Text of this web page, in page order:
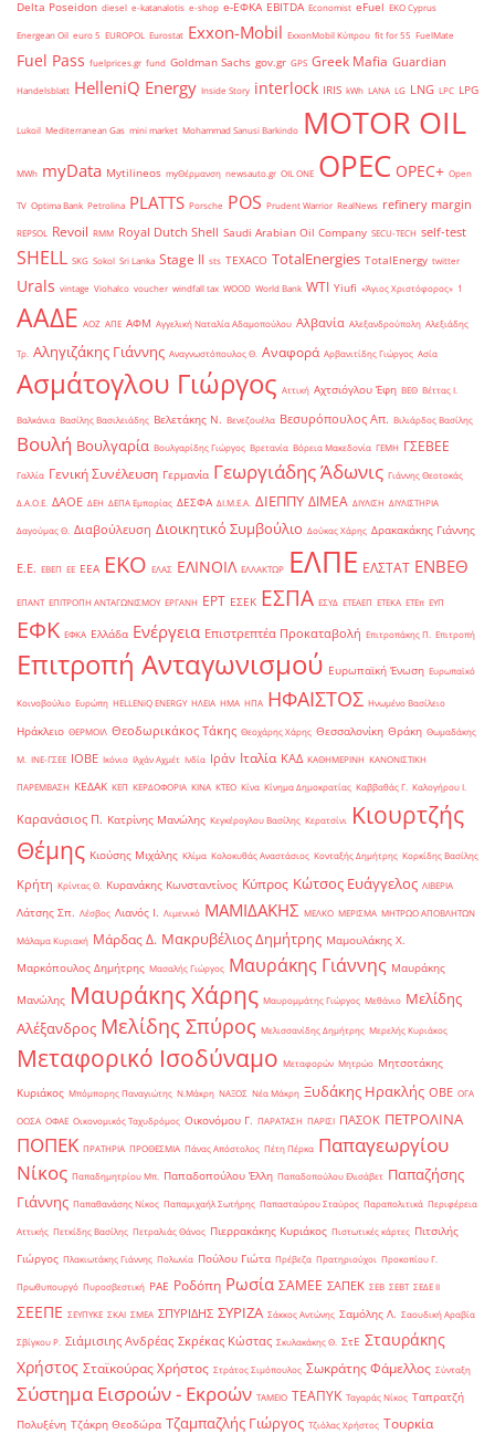
Delta Poseidon diesel e-katanalotis e-shop e-ΕΦΚΑ EBITDA Economist eFuel EKO Cyprus
Energean Oil euro 5 EUROPOL Eurostat Exxon-Mobil ExxonMobil Κύπρου fit for 55 FuelMate
Fuel Pass fuelprices.gr fund Goldman Sachs gov.gr GPS Greek Mafia Guardian
Handelsblatt HelleniQ Energy Inside Story interlock IRIS kWh LANA LG LNG LPC LPG
Lukoil Mediterranean Gas mini market Mohammad Sanusi Barkindo MOTOR OIL
MWh myData Mytilineos myΘέρμανση newsauto.gr OIL ONE OPEC OPEC+ Open
TV Optima Bank Petrolina PLATTS Porsche POS Prudent Warrior RealNews refinery margin
REPSOL Revoil RMM Royal Dutch Shell Saudi Arabian Oil Company SECU-TECH self-test
SHELL SKG Sokol Sri Lanka Stage II sts TEXACO TotalEnergies TotalEnergy twitter
Urals vintage Viohalco voucher windfall tax WOOD World Bank WTI Yiufi «Άγιος Χριστόφορος» ΄1
ΑΑΔΕ ΑΟΖ ΑΠΕ ΑΦΜ Αγγελική Ναταλία Αδαμοπούλου Αλβανία Αλεξανδρούπολη Αλεξιάδης
Τρ. Αληγιζάκης Γιάννης Αναγνωστόπουλος Θ. Αναφορά Αρβανιτίδης Γιώργος Ασία
Ασμάτογλου Γιώργος Αττική Αχτσιόγλου Έφη ΒΕΘ Βέττας Ι.
Βαλκάνια Βασίλης Βασιλειάδης Βελετάκης Ν. Βενεζουέλα Βεσυρόπουλος Απ. Βιλιάρδος Βασίλης
Βουλή Βουλγαρία Βουλγαρίδης Γιώργος Βρετανία Βόρεια Μακεδονία ΓΕΜΗ ΓΣΕΒΕΕ
Γαλλία Γενική Συνέλευση Γερμανία Γεωργιάδης Άδωνις Γιάννης Θεοτοκάς
Δ.Α.Ο.Ε. ΔΑΟΕ ΔΕΗ ΔΕΠΑ Εμπορίας ΔΕΣΦΑ ΔΙ.Μ.Ε.Α. ΔΙΕΠΠΥ ΔΙΜΕΑ ΔΙΥΛΙΣΗ ΔΙΥΛΙΣΤΗΡΙΑ
Δαγούμας Θ. Διαβούλευση Διοικητικό Συμβούλιο Δούκας Χάρης Δρακακάκης Γιάννης
Ε.Ε. ΕΒΕΠ ΕΕ ΕΕΑ ΕΚΟ ΕΛΑΣ ΕΛΙΝΟΙΛ ΕΛΛΑΚΤΩΡ ΕΛΠΕ ΕΛΣΤΑΤ ΕΝΒΕΘ
ΕΠΑΝΤ ΕΠΙΤΡΟΠΗ ΑΝΤΑΓΩΝΙΣΜΟΥ ΕΡΓΑΝΗ ΕΡΤ ΕΣΕΚ ΕΣΠΑ ΕΣΥΔ ΕΤΕΑΕΠ ΕΤΕΚΑ ΕΤΕπ ΕΥΠ
ΕΦΚ ΕΦΚΑ Ελλάδα Ενέργεια Επιστρεπτέα Προκαταβολή Επιτροπάκης Π. Επιτροπή
Επιτροπή Ανταγωνισμού Ευρωπαϊκή Ένωση Ευρωπαϊκό
Κοινοβούλιο Ευρώπη ΗELLENiQ ENERGY ΗΛΕΙΑ ΗΜΑ ΗΠΑ ΗΦΑΙΣΤΟΣ Ηνωμένο Βασίλειο
Ηράκλειο ΘΕΡΜΟΙΛ Θεοδωρικάκος Τάκης Θεοχάρης Χάρης Θεσσαλονίκη Θράκη Θωμαδάκης
Μ. ΙΝΕ-ΓΣΕΕ ΙΟΒΕ Ικόνιο Ιλχάν Αχμέτ Ινδία Ιράν Ιταλία ΚΑΔ ΚΑΘΗΜΕΡΙΝΗ ΚΑΝΟΝΙΣΤΙΚΗ
ΠΑΡΕΜΒΑΣΗ ΚΕΔΑΚ ΚΕΠ ΚΕΡΔΟΦΟΡΙΑ ΚΙΝΑ ΚΤΕΟ Κίνα Κίνημα Δημοκρατίας Καββαθάς Γ. Καλογήρου Ι.
Καρανάσιος Π. Κατρίνης Μανώλης Κεγκέρογλου Βασίλης Κερατσίνι
Κιουρτζής
Θέμης Κιούσης Μιχάλης Κλίμα Κολοκυθάς Αναστάσιος Κονταξής Δημήτρης Κορκίδης Βασίλης
Κρήτη Κρίντας Θ. Κυρανάκης Κωνσταντίνος Κύπρος Κώτσος Ευάγγελος ΛΙΒΕΡΙΑ
Λάτσης Σπ. Λέσβος Λιανός Ι. Λιμενικό ΜΑΜΙΔΑΚΗΣ ΜΕΛΚΟ ΜΕΡΙΣΜΑ ΜΗΤΡΩΟ ΑΠΟΒΛΗΤΩΝ
Μάλαμα Κυριακή Μάρδας Δ. Μακρυβέλιος Δημήτρης Μαμουλάκης Χ.
Μαρκόπουλος Δημήτρης Μασαλής Γιώργος Μαυράκης Γιάννης Μαυράκης
Μανώλης Μαυράκης Χάρης Μαυρομμάτης Γιώργος Μεθάνιο Μελίδης
Αλέξανδρος Μελίδης Σπύρος Μελισσανίδης Δημήτρης Μερελής Κυριάκος
Μεταφορικό Ισοδύναμο Μεταφορών Μητρώο Μητσοτάκης
Κυριάκος Μπόμπορης Παναγιώτης Ν.Μάκρη ΝΑΞΟΣ Νέα Μάκρη Ξυδάκης Ηρακλής ΟΒΕ ΟΓΑ
ΟΟΣΑ ΟΦΑΕ Οικονομικός Ταχυδρόμος Οικονόμου Γ. ΠΑΡΑΤΑΣΗ ΠΑΡΙΣΙ ΠΑΣΟΚ ΠΕΤΡΟΛΙΝΑ
ΠΟΠΕΚ ΠΡΑΤΗΡΙΑ ΠΡΟΘΕΣΜΙΑ Πάνας Απόστολος Πέτη Πέρκα Παπαγεωργίου
Νίκος Παπαδημητρίου Μπ. Παπαδοπούλου Έλλη Παπαδοπούλου Ελισάβετ Παπαζήσης
Γιάννης Παπαθανάσης Νίκος Παπαμιχαήλ Σωτήρης Παπασταύρου Σταύρος Παραπολιτικά Περιφέρεια
Αττικής Πετκίδης Βασίλης Πετραλιάς Θάνος Πιερρακάκης Κυριάκος Πιστωτικές κάρτες Πιτσιλής
Γιώργος Πλακιωτάκης Γιάννης Πολωνία Πούλου Γιώτα Πρέβεζα Πρατηριούχοι Προκοπίου Γ.
Πρωθυπουργό Πυροσβεστική ΡΑΕ Ροδόπη Ρωσία ΣΑΜΕΕ ΣΑΠΕΚ ΣΕΒ ΣΕΒΤ ΣΕΔΕ ΙΙ
ΣΕΕΠΕ ΣΕΥΠΥΚΕ ΣΚΑΙ ΣΜΕΑ ΣΠΥΡΙΔΗΣ ΣΥΡΙΖΑ Σάκκος Αντώνης Σαμόλης Λ. Σαουδική Αραβία
Σβίγκου Ρ. Σιάμισιης Ανδρέας Σκρέκας Κώστας Σκυλακάκης Θ. ΣτΕ Σταυράκης
Χρήστος Σταϊκούρας Χρήστος Στράτος Σιμόπουλος Σωκράτης Φάμελλος Σύνταξη
Σύστημα Εισροών - Εκροών ΤΑΜΕΙΟ ΤΕΑΠΥΚ Ταγαράς Νίκος Ταπρατζή
Πολυξένη Τζάκρη Θεοδώρα Τζαμπαζλής Γιώργος Τζιόλας Χρήστος Τουρκία